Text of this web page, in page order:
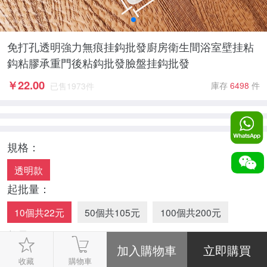
免打孔透明強力無痕挂鈎批發廚房衛生間浴室壁挂粘
鈎粘膠承重門後粘鈎批發臉盤挂鈎批發
￥22.00 已售 1973件 庫存 6498 件
規格：
透明款
起批量：
10個共22元 50個共105元 100個共200元
數量：
-
+
收藏 購物車